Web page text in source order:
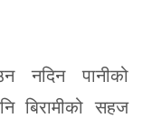
नदिन पानीको
बिरामीको सहज